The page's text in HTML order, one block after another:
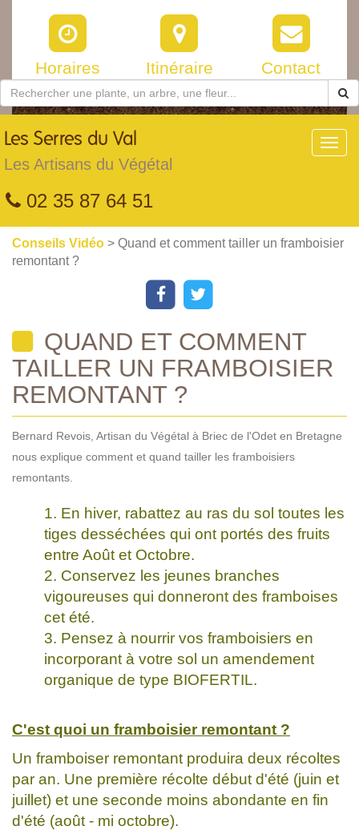
Horaires Itinéraire Contact
Les Serres du Val
Les Artisans du Végétal
02 35 87 64 51
Conseils Vidéo > Quand et comment tailler un framboisier
remontant ?
QUAND ET COMMENT
TAILLER UN FRAMBOISIER
REMONTANT ?
Bernard Revois, Artisan du Végétal à Briec de l'Odet en Bretagne
nous explique comment et quand tailler les framboisiers
remontants.
En hiver, rabattez au ras du sol toutes les
tiges desséchées qui ont portés des fruits
entre Août et Octobre.
Conservez les jeunes branches
vigoureuses qui donneront des framboises
cet été.
Pensez à nourrir vos framboisiers en
incorporant à votre sol un amendement
organique de type BIOFERTIL.
C'est quoi un framboisier remontant ?
Un framboiser remontant produira deux récoltes
par an. Une première récolte début d'été (juin et
juillet) et une seconde moins abondante en fin
d'été (août - mi octobre).